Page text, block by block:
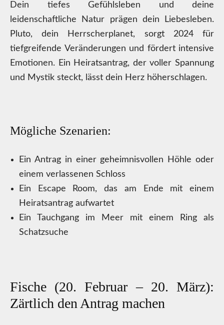
Dein tiefes Gefühlsleben und deine
leidenschaftliche Natur prägen dein Liebesleben.
Pluto, dein Herrscherplanet, sorgt 2024 für
tiefgreifende Veränderungen und fördert intensive
Emotionen. Ein Heiratsantrag, der voller Spannung
und Mystik steckt, lässt dein Herz höherschlagen.
Mögliche Szenarien:
Ein Antrag in einer geheimnisvollen Höhle oder
einem verlassenen Schloss
Ein Escape Room, das am Ende mit einem
Heiratsantrag aufwartet
Ein Tauchgang im Meer mit einem Ring als
Schatzsuche
Fische (20. Februar – 20. März):
Zärtlich den Antrag machen